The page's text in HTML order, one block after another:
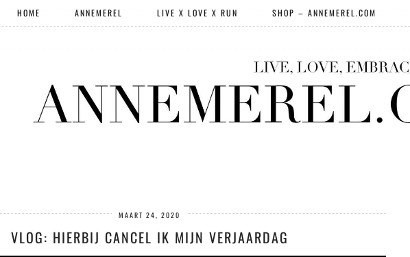
HOME ANNEMEREL LIVE X LOVE X RUN SHOP – ANNEMEREL.COM
MAART 24, 2020
VLOG: HIERBIJ CANCEL IK MIJN VERJAARDAG